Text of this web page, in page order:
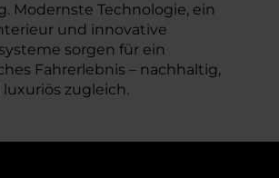
Modernste Technologie, ein
und innovative
sorgen für ein
Fahrerlebnis – nachhaltig,
zugleich.